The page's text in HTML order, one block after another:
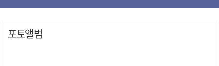
포토앨범